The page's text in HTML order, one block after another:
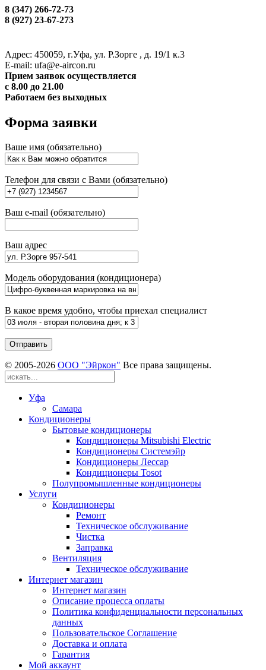
8 (347) 266-72-73
8 (927) 23-67-273
Адрес: 450059, г.Уфа, ул. Р.Зорге , д. 19/1 к.3
Е-mail: ufa@e-aircon.ru
Прием заявок осуществляется
с 8.00 до 21.00
Работаем без выходных
Форма заявки
Ваше имя (обязательно)
Телефон для связи с Вами (обязательно)
Ваш e-mail (обязательно)
Ваш адрес
Модель оборудования (кондиционера)
В какое время удобно, чтобы приехал специалист
© 2005-2026 ООО "Эйркон" Все права защищены.
Уфа
Самара
Кондиционеры
Бытовые кондиционеры
Кондиционеры Mitsubishi Electric
Кондиционеры Системэйр
Кондиционеры Лессар
Кондиционеры Tosot
Полупромышленные кондиционеры
Услуги
Кондиционеры
Ремонт
Техническое обслуживание
Чистка
Заправка
Вентиляция
Техническое обслуживание
Интернет магазин
Интернет магазин
Описание процесса оплаты
Политика конфиденциальности персональных
данных
Пользовательское Соглашение
Доставка и оплата
Гарантия
Мой аккаунт